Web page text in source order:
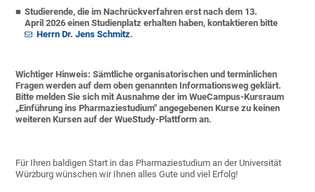
Studierende, die im Nachrückverfahren erst nach dem 13.
April 2026 einen Studienplatz erhalten haben, kontaktieren bitte
Herrn Dr. Jens Schmitz.
Wichtiger Hinweis: Sämtliche organisatorischen und terminlichen
Fragen werden auf dem oben genannten Informationsweg geklärt.
Bitte melden Sie sich mit Ausnahme der im WueCampus-Kursraum
„Einführung ins Pharmaziestudium" angegebenen Kurse zu keinen
weiteren Kursen auf der WueStudy-Plattform an.
Für Ihren baldigen Start in das Pharmaziestudium an der Universität
Würzburg wünschen wir Ihnen alles Gute und viel Erfolg!